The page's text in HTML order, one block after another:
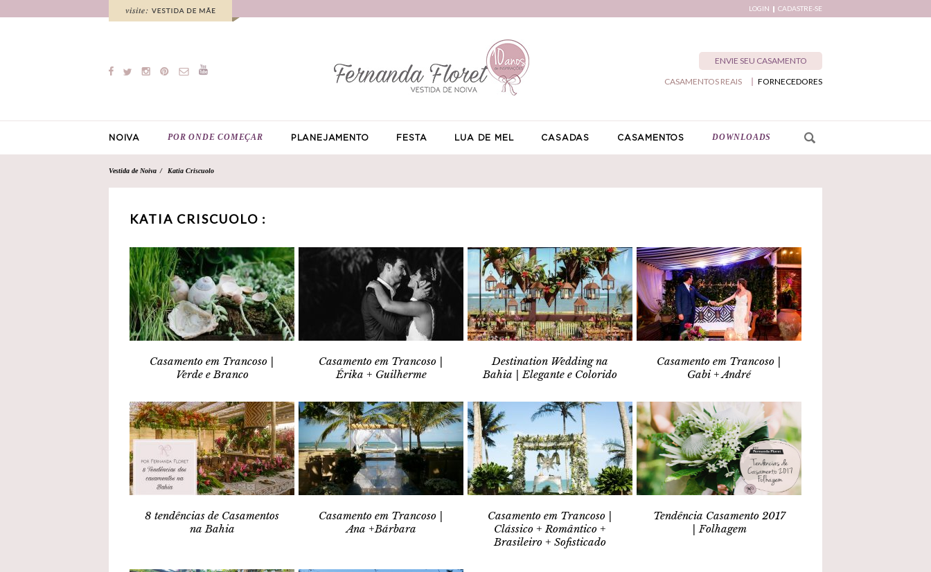
LOGIN CADASTRE-SE
ENVIE SEU CASAMENTO
FORNECEDORES
CASAMENTOS REAIS
NOIVA POR ONDE COMEÇAR PLANEJAMENTO FESTA LUA DE MEL CASADAS CASAMENTOS DOWNLOADS
Vestida de Noiva Katia Criscuolo
KATIA CRISCUOLO :
Casamento em Trancoso |
Verde e Branco
Casamento em Trancoso |
Érika + Guilherme
Destination Wedding na
Bahia | Elegante e Colorido
Casamento em Trancoso |
Gabi + André
8 tendências de Casamentos
na Bahia
Casamento em Trancoso |
Ana +Bárbara
Casamento em Trancoso |
Clássico + Romântico +
Brasileiro + Sofisticado
Tendência Casamento 2017
| Folhagem